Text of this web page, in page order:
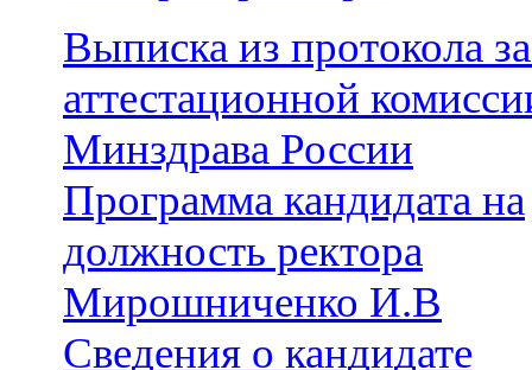
Выписка из протокола
аттестационной
Минздрава России
Программа кандидата на
должность ректора
Мирошниченко И.В
Сведения о кандидате